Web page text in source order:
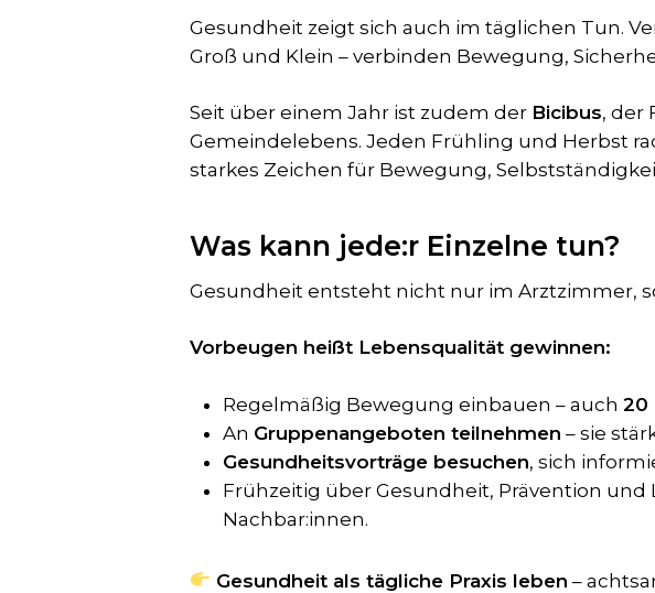
Gesundheit zeigt sich auch im täglichen Tun.
Groß und Klein – verbinden Bewegung,
Seit über einem Jahr ist zudem der Bicibus, der
Gemeindelebens. Jeden Frühling und Herbst
starkes Zeichen für Bewegung,
Was kann jede:r Einzelne tun?
Gesundheit entsteht nicht nur im Arztzimmer,
Vorbeugen heißt Lebensqualität gewinnen:
Regelmäßig Bewegung einbauen – auch20
An Gruppenangeboten teilnehmen – sie
Gesundheitsvorträge besuchen, sich
Frühzeitig über Gesundheit, Prävention
Nachbar:innen.
Gesundheit als tägliche Praxis leben –